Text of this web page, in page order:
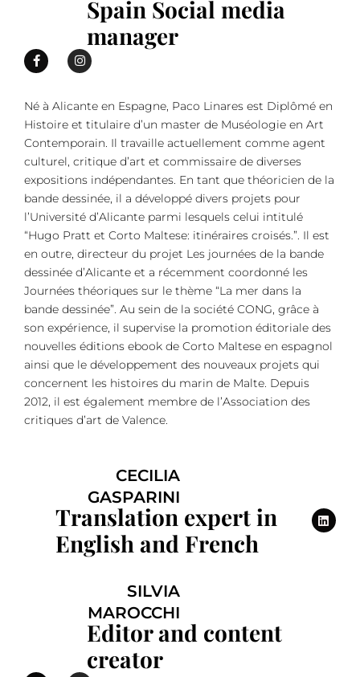
Spain Social media
manager
Né à Alicante en Espagne, Paco Linares est Diplômé en
Histoire et titulaire d’un master de Muséologie en Art
Contemporain. Il travaille actuellement comme agent
culturel, critique d’art et commissaire de diverses
expositions indépendantes. En tant que théoricien de la
bande dessinée, il a développé divers projets pour
l’Université d’Alicante parmi lesquels celui intitulé
“Hugo Pratt et Corto Maltese: itinéraires croisés.”. Il est
en outre, directeur du projet Les journées de la bande
dessinée d’Alicante et a récemment coordonné les
Journées théoriques sur le thème “La mer dans la
bande dessinée”. Au sein de la société CONG, grâce à
son expérience, il supervise la promotion éditoriale des
nouvelles éditions ebook de Corto Maltese en espagnol
ainsi que le développement des nouveaux projets qui
concernent les histoires du marin de Malte. Depuis
2012, il est également membre de l’Association des
critiques d’art de Valence.
CECILIA
GASPARINI
Translation expert in
English and French
SILVIA
MAROCCHI
Editor and content
creator